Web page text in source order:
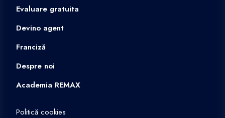
Evaluare gratuita
Devino agent
Franciză
Despre noi
Academia REMAX
Politică cookies